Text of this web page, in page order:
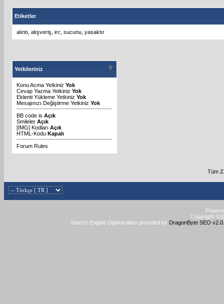
Etiketler
alıntı alışveriş irc sucunu yasaktır
Yetkileriniz
Konu Acma Yetkiniz Yok
Cevap Yazma Yetkiniz Yok
Eklenti Yükleme Yetkiniz Yok
Mesajınızı Değiştirme Yetkiniz Yok
BB code is Açık
Smileler Açık
[IMG] Kodları Açık
HTML-Kodu Kapalı
Forum Rules
Tüm
Copyright
Search Engine Optimisation provided by DragonByte SEO